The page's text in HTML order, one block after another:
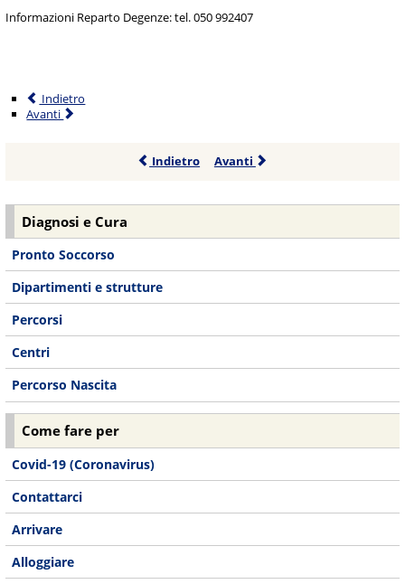
Informazioni Reparto Degenze: tel. 050 992407
Indietro
Avanti
Indietro Avanti
Diagnosi e Cura
Pronto Soccorso
Dipartimenti e strutture
Percorsi
Centri
Percorso Nascita
Come fare per
Covid-19 (Coronavirus)
Contattarci
Arrivare
Alloggiare